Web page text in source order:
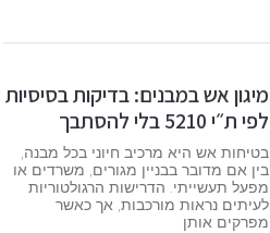
מיגון אש במבנים: בדיקות בסיסיות
לפי ת״י 5210 בלי להסתבך
בטיחות אש היא מרכיב חיוני בכל מבנה,
בין אם מדובר בבניין מגורים, משרדים או
מפעל תעשייתי. הדרישות הרגולטוריות
לעיתים נראות מורכבות, אך כאשר
מפרקים אותן